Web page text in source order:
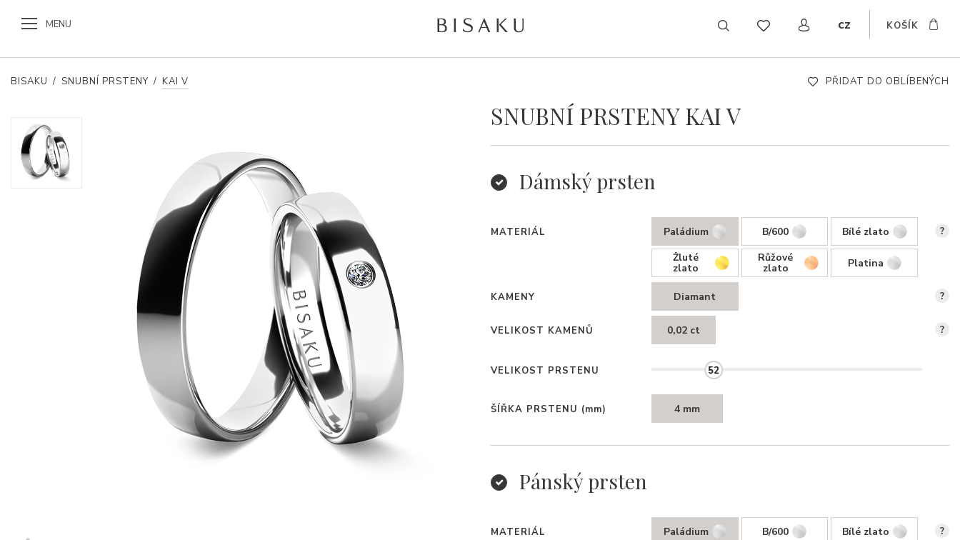
MENU cz
EN DE SK
KOŠÍK
BISAKU / SNUBNÍ PRSTENY / KAI V PŘIDAT DO OBLÍBENÝCH
SNUBNÍ PRSTENY KAI V
Dámský prsten
MATERIÁL Paládium B/600
Bílé zlato
Žluté
zlato
Růžové
zlato Platina
?
KAMENY Diamant ?
VELIKOST KAMENŮ 0,02 ct ?
VELIKOST PRSTENU 52
ŠÍŘKA PRSTENU (mm) 4 mm
Pánský prsten
MATERIÁL Paládium B/600
Bílé zlato
?